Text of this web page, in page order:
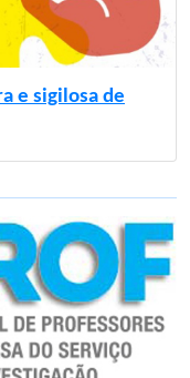
e sigilosa de